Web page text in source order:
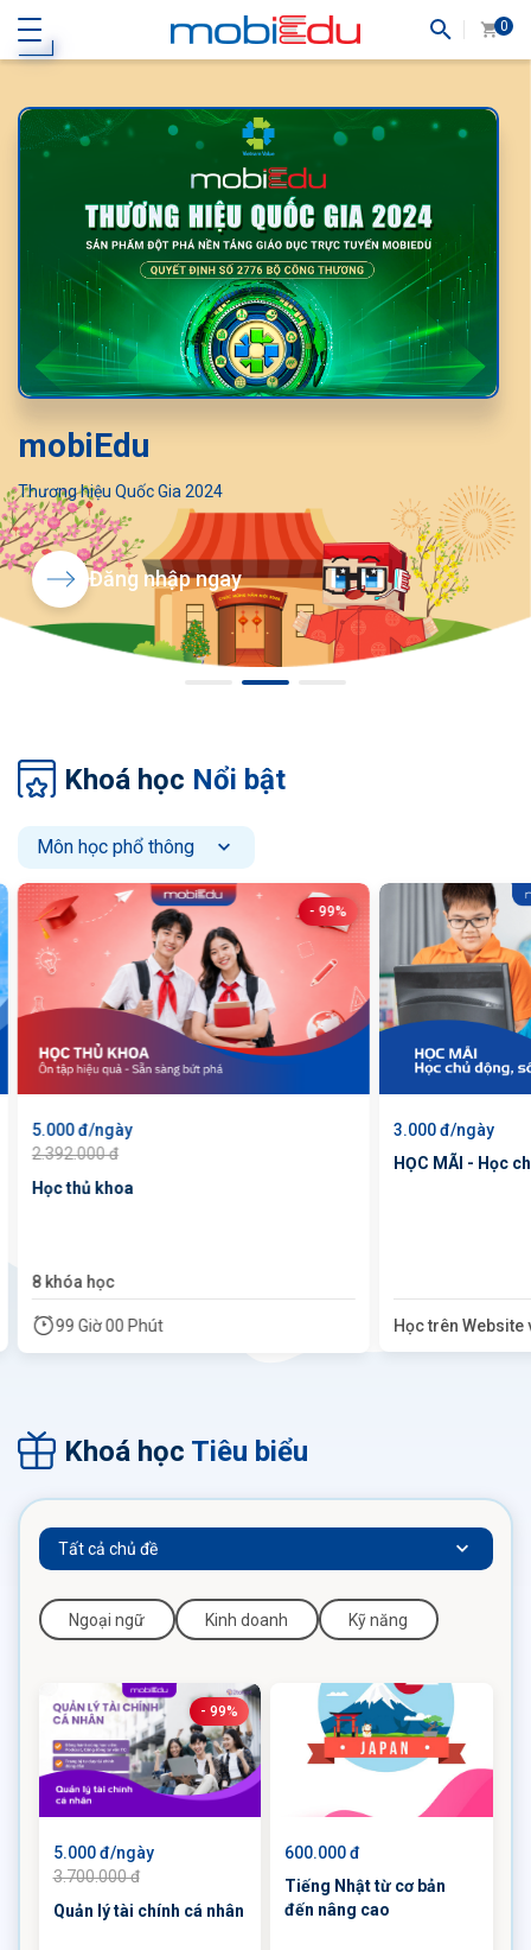
0
mobiEdu
Nền tảng số Quốc gia tiềm năng
Đăng nhập ngay
Khoá học Nổi bật
Môn học phổ thông
- 99%
3.000 đ/ngày
HỌC MÃI - Học chủ động, sống tích cực
Học trên Website và App
3.000 đ/ngày
mobiStudy -
Học trên
Khoá học Tiêu biểu
Tất cả chủ đề
Ngoại ngữ Kinh doanh Kỹ năng
- 99%
5.000 đ/ngày
3.700.000 đ
Quản lý tài chính cá nhân
600.000 đ
Tiếng Nhật từ cơ bản
đến nâng cao